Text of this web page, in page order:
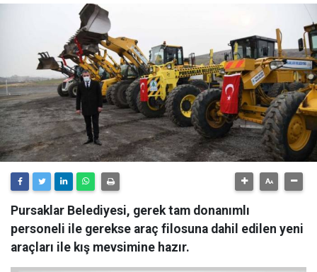
Pursaklar Belediyesi, gerek tam donanımlı
personeli ile gerekse araç filosuna dahil edilen yeni
araçları ile kış mevsimine hazır.